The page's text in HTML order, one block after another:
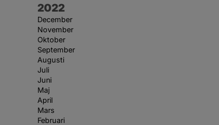
År:
2022
December
November
Oktober
September
Augusti
Juli
Juni
Maj
April
Mars
Februari